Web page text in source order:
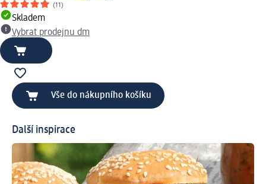
(11)
Skladem
Vybrat prodejnu dm
Vše do nákupního košíku
Další inspirace